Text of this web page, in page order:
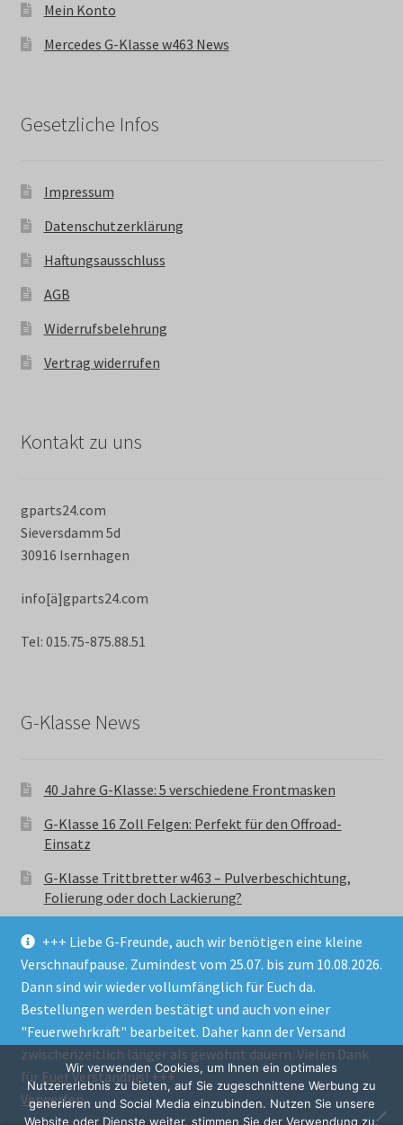
+++ Liebe G-Freunde, auch wir benötigen eine kleine
Verschnaufpause. Zumindest vom 25.07. bis zum 10.08.2026.
Dann sind wir wieder vollumfänglich für Euch da.
Bestellungen werden bestätigt und auch von einer
"Feuerwehrkraft" bearbeitet. Daher kann der Versand
zwischenzeitlich länger als gewohnt dauern. Vielen Dank
für Euer Verständnis! +++
Verwerfen
Mein Konto
Mercedes G-Klasse w463 News
Gesetzliche Infos
Impressum
Datenschutzerklärung
Haftungsausschluss
AGB
Widerrufsbelehrung
Vertrag widerrufen
Kontakt zu uns
gparts24.com
Sieversdamm 5d
30916 Isernhagen
info[ä]gparts24.com
Tel: 015.75-875.88.51
G-Klasse News
40 Jahre G-Klasse: 5 verschiedene Frontmasken
G-Klasse 16 Zoll Felgen: Perfekt für den Offroad-
Einsatz
G-Klasse Trittbretter w463 – Pulverbeschichtung,
Folierung oder doch Lackierung?
© GParts24 - G-Klasse w463 Trittbretter, Felgen,
Ersatzteile & Zubebehör.
Datenschutzerklärung
Alle Preise inkl. der gesetzlichen MwSt.
Wir verwenden Cookies, um Ihnen ein optimales
Nutzererlebnis zu bieten, auf Sie zugeschnittene Werbung zu
generieren und Social Media einzubinden. Nutzen Sie unsere
Website oder Dienste weiter, stimmen Sie der Verwendung zu.